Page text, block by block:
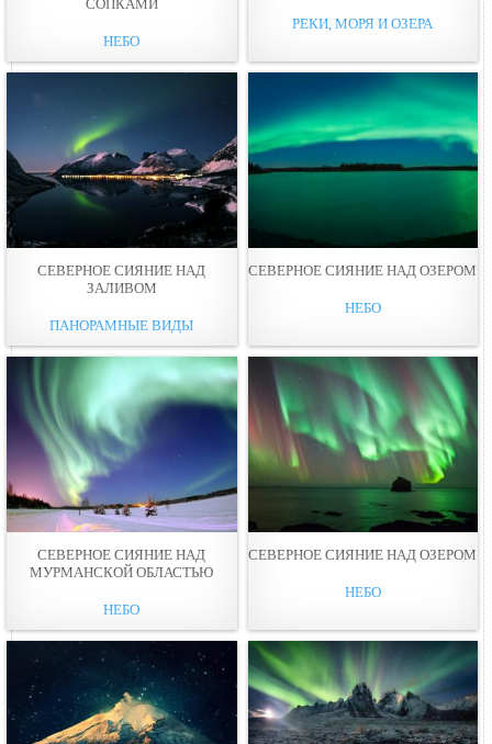
СОПКАМИ
НЕБО
РЕКИ, МОРЯ И ОЗЕРА
СЕВЕРНОЕ СИЯНИЕ НАД
ЗАЛИВОМ
ПАНОРАМНЫЕ ВИДЫ
СЕВЕРНОЕ СИЯНИЕ НАД ОЗЕРОМ
НЕБО
СЕВЕРНОЕ СИЯНИЕ НАД
МУРМАНСКОЙ ОБЛАСТЬЮ
НЕБО
СЕВЕРНОЕ СИЯНИЕ НАД ОЗЕРОМ
НЕБО